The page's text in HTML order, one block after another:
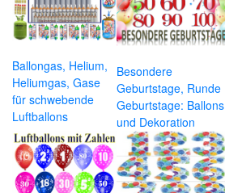
Ballongas, Helium,
Heliumgas, Gase
für schwebende
Luftballons
Besondere
Geburtstage, Runde
Geburtstage: Ballons
und Dekoration